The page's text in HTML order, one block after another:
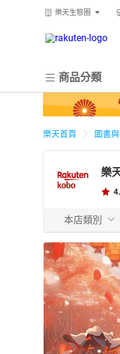
樂天生態圈
商品分類
樂天首頁 圖書
樂
本店類別